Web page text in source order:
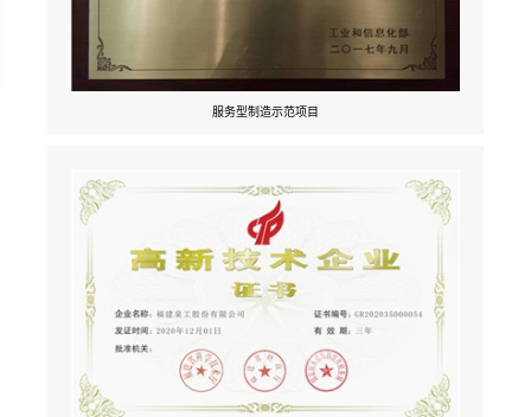
服务型制造示范项目